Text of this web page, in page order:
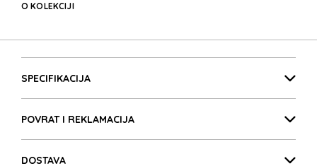
O KOLEKCIJI
SPECIFIKACIJA
POVRAT I REKLAMACIJA
DOSTAVA
BIZ2GO
BIZ2GO